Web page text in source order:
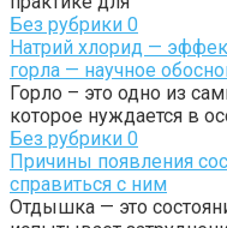
Без рубрики 0
Натрий хлорид —
горла — научное
Горло – это одно из
которое нуждается в
Без рубрики 0
Причины появления
справиться с ним
Отдышка — это